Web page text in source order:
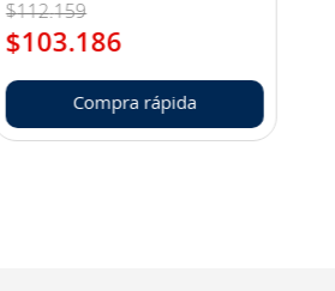
$112.159
$103.186
Compra rápida